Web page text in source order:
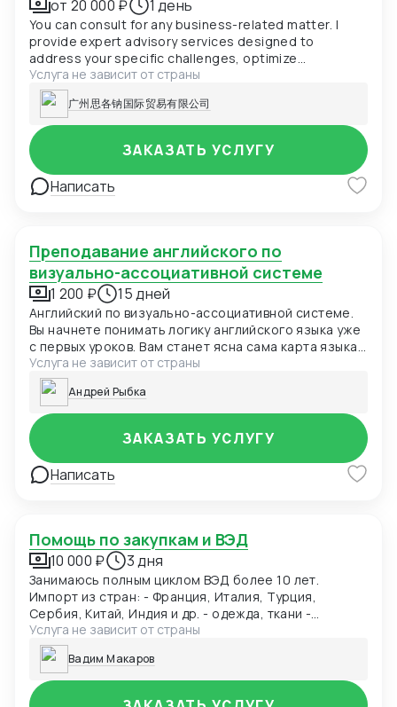
от 20 000 ₽ 1 день
You can consult for any business-related matter. I
provide expert advisory services designed to
address your specific challenges, optimize
operations, and drive sustainable growth.
Услуга не зависит от страны
广州思各钠国际贸易有限公司
Написать
ЗАКАЗАТЬ УСЛУГУ
Преподавание английского по
визуально-ассоциативной системе
1 200 ₽ 15 дней
Английский по визуально-ассоциативной системе.
Вы начнете понимать логику английского языка уже
с первых уроков. Вам станет ясна сама карта языка,
без нудных академических конструкций. Вы поймете
язык так, как понимаете свой родной.
Услуга не зависит от страны
Андрей Рыбка
Написать
ЗАКАЗАТЬ УСЛУГУ
Помощь по закупкам и ВЭД
10 000 ₽ 3 дня
Занимаюсь полным циклом ВЭД более 10 лет.
Импорт из стран: - Франция, Италия, Турция,
Сербия, Китай, Индия и др. - одежда, ткани -
оборудование, з/ч - фармацевтическое и хим.
сырье - ТНП - электроника - детские товары,
игрушки Владение языками: - английский (C1)
Большой опыт : - поиск поставщика в Китае -
проверка надежности поставщика - заключение
Услуга не зависит от страны
Вадим Макаров